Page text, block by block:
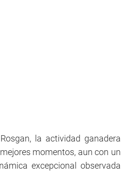
la actividad ganadera
momentos, aun con un
excepcional observada